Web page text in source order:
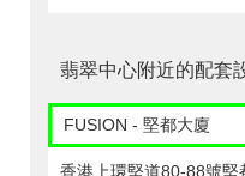
翡翠中心附近的配套
FUSION - 堅都大廈
香港上環堅道80-88號